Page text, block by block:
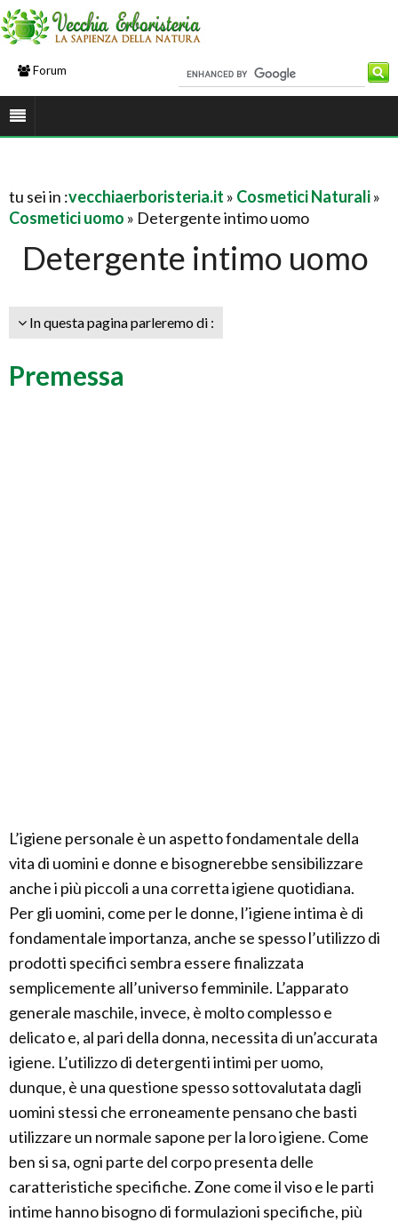
Forum
tu sei in :vecchiaerboristeria.it » Cosmetici Naturali»
Cosmetici uomo » Detergente intimo uomo
Detergente intimo uomo
In questa pagina parleremo di :
Premessa
L’igiene personale è un aspetto fondamentale della
vita di uomini e donne e bisognerebbe sensibilizzare
anche i più piccoli a una corretta igiene quotidiana.
Per gli uomini, come per le donne, l’igiene intima è di
fondamentale importanza, anche se spesso l’utilizzo di
prodotti specifici sembra essere finalizzata
semplicemente all’universo femminile. L’apparato
generale maschile, invece, è molto complesso e
delicato e, al pari della donna, necessita di un’accurata
igiene. L’utilizzo di detergenti intimi per uomo,
dunque, è una questione spesso sottovalutata dagli
uomini stessi che erroneamente pensano che basti
utilizzare un normale sapone per la loro igiene. Come
ben si sa, ogni parte del corpo presenta delle
caratteristiche specifiche. Zone come il viso e le parti
intime hanno bisogno di formulazioni specifiche, più